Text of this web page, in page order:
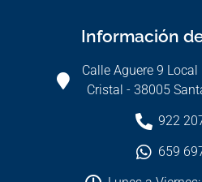
Información
Calle Aguere 9
Cristal - 38005
922
659